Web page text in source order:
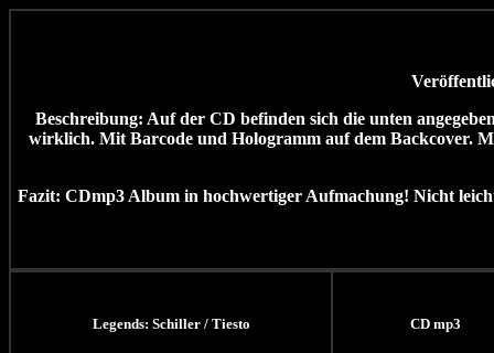
Beschreibung: Auf der CD befinden sich die unten
wirklich. Mit Barcode und Hologramm auf dem Backcover.
Fazit: CDmp3 Album in hochwertiger Aufmachung! Nicht
Legends: Schiller / Tiesto CD mp3